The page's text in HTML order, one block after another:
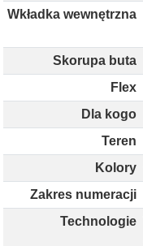
Wkładka wewnętrzna
Skorupa buta
Flex
Dla kogo
Teren
Kolory
Zakres numeracji
Technologie